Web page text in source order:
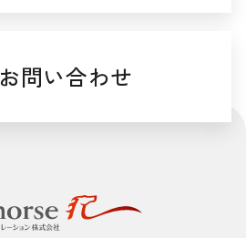
お問い合わせ